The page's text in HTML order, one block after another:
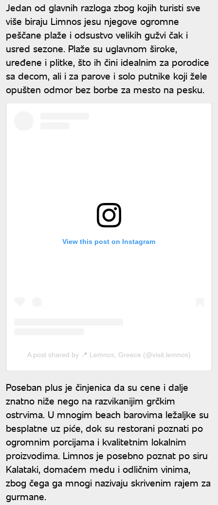
Jedan od glavnih razloga zbog kojih turisti sve
više biraju Limnos jesu njegove ogromne
peščane plaže i odsustvo velikih gužvi čak i
usred sezone. Plaže su uglavnom široke,
uređene i plitke, što ih čini idealnim za porodice
sa decom, ali i za parove i solo putnike koji žele
opušten odmor bez borbe za mesto na pesku.
View this post on Instagram
A post shared by 📍 Lemnos, Greece (@visit.lemnos)
Poseban plus je činjenica da su cene i dalje
znatno niže nego na razvikanijim grčkim
ostrvima. U mnogim beach barovima ležaljke su
besplatne uz piće, dok su restorani poznati po
ogromnim porcijama i kvalitetnim lokalnim
proizvodima. Limnos je posebno poznat po siru
Kalataki, domaćem medu i odličnim vinima,
zbog čega ga mnogi nazivaju skrivenim rajem za
gurmane.